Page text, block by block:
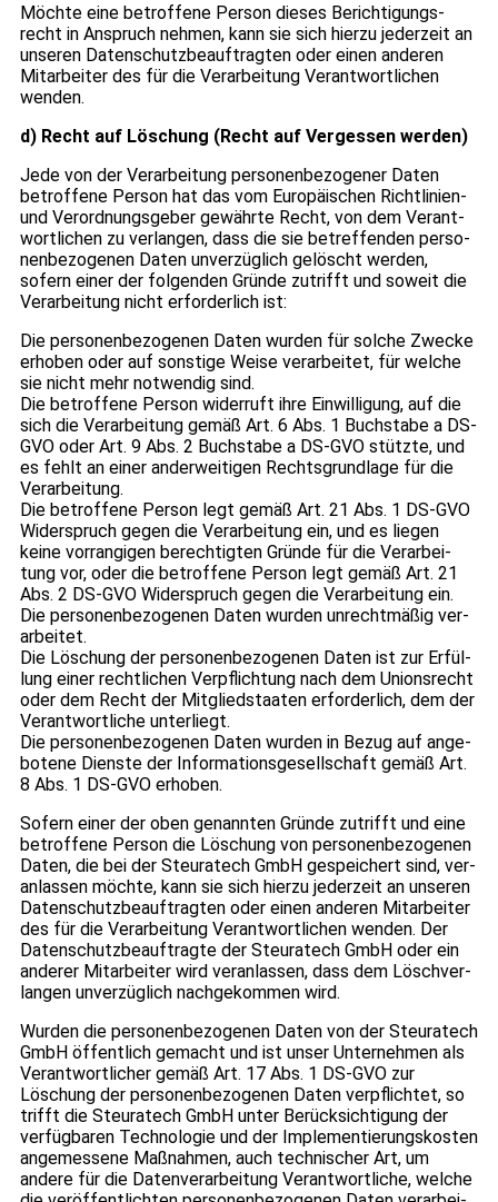
Möchte eine betrof­fene Per­son die­ses Berich­ti­gungs­
recht in Anspruch neh­men, kann sie sich hierzu jeder­zeit an
unse­ren Daten­schutz­be­auf­trag­ten oder einen ande­ren
Mit­ar­bei­ter des für die Ver­ar­bei­tung Ver­ant­wort­li­chen
wen­den.
d) Recht auf Löschung (Recht auf Ver­ges­sen wer­den)
Jede von der Ver­ar­bei­tung per­so­nen­be­zo­ge­ner Daten
betrof­fene Per­son hat das vom Euro­päi­schen Richt­li­nien-
und Ver­ord­nungs­ge­ber gewährte Recht, von dem Ver­ant­
wort­li­chen zu ver­lan­gen, dass die sie betref­fen­den per­so­
nen­be­zo­ge­nen Daten unver­züg­lich gelöscht wer­den,
sofern einer der fol­gen­den Gründe zutrifft und soweit die
Ver­ar­bei­tung nicht erfor­der­lich ist:
Die per­so­nen­be­zo­ge­nen Daten wur­den für sol­che Zwe­cke
erho­ben oder auf sons­tige Weise ver­ar­bei­tet, für wel­che
sie nicht mehr not­wen­dig sind.
Die betrof­fene Per­son wider­ruft ihre Ein­wil­li­gung, auf die
sich die Ver­ar­bei­tung gemäß Art. 6 Abs. 1 Buch­stabe a DS-
GVO oder Art. 9 Abs. 2 Buch­stabe a DS-GVO stützte, und
es fehlt an einer ander­wei­ti­gen Rechts­grund­lage für die
Ver­ar­bei­tung.
Die betrof­fene Per­son legt gemäß Art. 21 Abs. 1 DS-GVO
Wider­spruch gegen die Ver­ar­bei­tung ein, und es lie­gen
keine vor­ran­gi­gen berech­tig­ten Gründe für die Ver­ar­bei­
tung vor, oder die betrof­fene Per­son legt gemäß Art. 21
Abs. 2 DS-GVO Wider­spruch gegen die Ver­ar­bei­tung ein.
Die per­so­nen­be­zo­ge­nen Daten wur­den unrecht­mä­ßig ver­
ar­bei­tet.
Die Löschung der per­so­nen­be­zo­ge­nen Daten ist zur Erfül­
lung einer recht­li­chen Ver­pflich­tung nach dem Uni­ons­recht
oder dem Recht der Mit­glied­staa­ten erfor­der­lich, dem der
Ver­ant­wort­li­che unter­liegt.
Die per­so­nen­be­zo­ge­nen Daten wur­den in Bezug auf ange­
bo­tene Dienste der Infor­ma­ti­ons­ge­sell­schaft gemäß Art.
8 Abs. 1 DS-GVO erho­ben.
Sofern einer der oben genann­ten Gründe zutrifft und eine
betrof­fene Per­son die Löschung von per­so­nen­be­zo­ge­nen
Daten, die bei der Steu­ra­tech GmbH gespei­chert sind, ver­
an­las­sen möchte, kann sie sich hierzu jeder­zeit an unse­ren
Daten­schutz­be­auf­trag­ten oder einen ande­ren Mit­ar­bei­ter
des für die Ver­ar­bei­tung Ver­ant­wort­li­chen wen­den. Der
Daten­schutz­be­auf­tragte der Steu­ra­tech GmbH oder ein
ande­rer Mit­ar­bei­ter wird ver­an­las­sen, dass dem Lösch­ver­
lan­gen unver­züg­lich nach­ge­kom­men wird.
Wur­den die per­so­nen­be­zo­ge­nen Daten von der Steu­ra­tech
GmbH öffent­lich gemacht und ist unser Unter­neh­men als
Ver­ant­wort­li­cher gemäß Art. 17 Abs. 1 DS-GVO zur
Löschung der per­so­nen­be­zo­ge­nen Daten ver­pflich­tet, so
trifft die Steu­ra­tech GmbH unter Berück­sich­ti­gung der
ver­füg­ba­ren Tech­no­lo­gie und der Imple­men­tie­rungs­kos­ten
ange­mes­sene Maß­nah­men, auch tech­ni­scher Art, um
andere für die Daten­ver­ar­bei­tung Ver­ant­wort­li­che, wel­che